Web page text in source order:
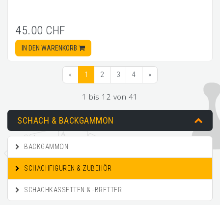
45.00 CHF
IN DEN WARENKORB
« 1 2 3 4 »
1 bis 12 von 41
SCHACH & BACKGAMMON
BACKGAMMON
SCHACHFIGUREN & ZUBEHÖR
SCHACHKASSETTEN & -BRETTER